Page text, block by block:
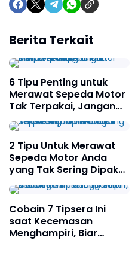
Berita Terkait
6 Tipu Penting untuk
Merawat Sepeda Motor
Tak Terpakai, Jangan
Biarkan Rusak!
2 Tipu Untuk Merawat
Sepeda Motor Anda
yang Tak Sering Dipakai
agar Selalu Siap dan
Praktis!
Cobain 7 Tipsera Ini
saat Kecemasan
Menghampiri, Biar